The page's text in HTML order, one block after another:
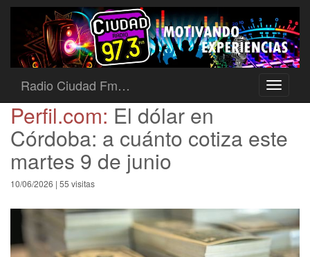
Toggle
Radio Ciudad Fm…
Perfil.com: El dólar en
Córdoba: a cuánto cotiza este
martes 9 de junio
10/06/2026 | 55 visitas